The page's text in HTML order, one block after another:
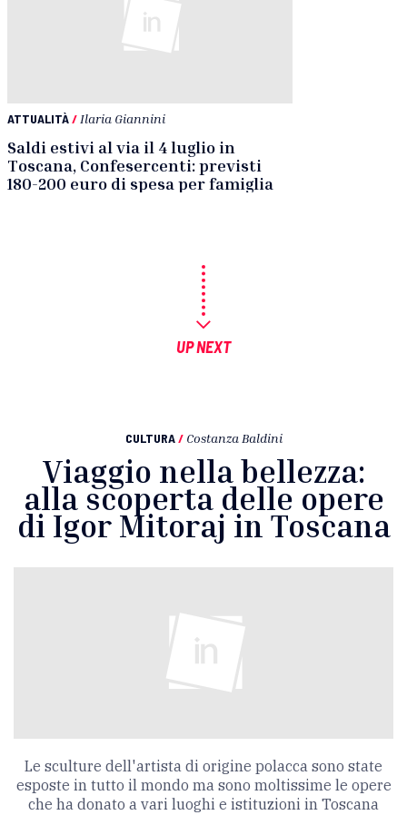
ATTUALITÀ/Ilaria Giannini
Saldi estivi al via il 4 luglio in
Toscana, Confesercenti: previsti
180-200 euro di spesa per famiglia
UP NEXT
CULTURA / Costanza Baldini
Viaggio nella bellezza:
alla scoperta delle opere
di Igor Mitoraj in Toscana
Le sculture dell'artista di origine polacca sono state
esposte in tutto il mondo ma sono moltissime le opere
che ha donato a vari luoghi e istituzioni in Toscana